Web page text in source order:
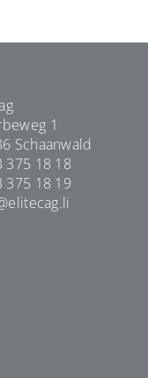
1
Schaanwald
375 18 18
375 18 19